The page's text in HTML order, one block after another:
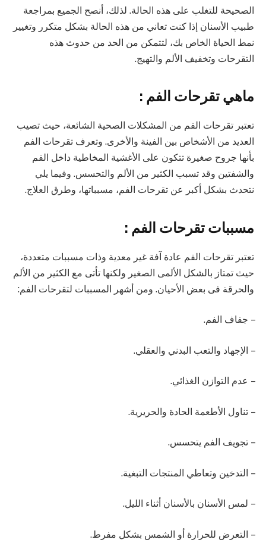
الصحيحة للتغلب على هذه الحالة. لذلك، أنصح الجميع بمراجعة
طبيب الأسنان إذا كنت تعاني من هذه الحالة بشكل متكرر وتغيير
نمط الحياة الخاص بك، لتتمكن من الحد من حدوث هذه
التقرحات وتخفيف الألم والتهيج.
ماهي تقرحات الفم :
تعتبر تقرحات الفم من المشكلات الصحية الشائعة، حيث تصيب
العديد من الأشخاص بين الفينة والأخرى. وتعرف تقرحات الفم
بأنها جروح صغيرة تتكون على الأغشية المخاطية داخل الفم
والشفتين وقد تسبب الكثير من الألم والتحسس. وفيما يلي
نتحدث بشكل أكبر عن تقرحات الفم، مسبباتها، وطرق العلاج.
مسببات تقرحات الفم :
تعتبر تقرحات الفم عادة آفة غير معدية وذات مسببات متعددة،
حيث تمتاز بالشكل الألمى الصغير ولكنها تأتى مع الكثير من الألم
والحرقة فى بعض الأحيان. ومن أشهر المسببات لتقرحات الفم:
– جفاف الفم.
– الإجهاد والتعب البدني والعقلي.
– عدم التوازن الغذائي.
– تناول الأطعمة الحادة والحريرية.
– تجويف الفم يتحسس.
– التدخين وتعاطي المنتجات التبغية.
– لمس الأسنان بالأسنان أثناء الليل.
– التعرض للحرارة أو الشمس بشكل مفرط.